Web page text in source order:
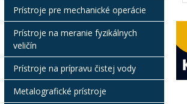
Prístroje pre mechanické operácie
Prístroje na meranie fyzikálnych
veličín
Prístroje na prípravu čistej vody
Metalografické prístroje